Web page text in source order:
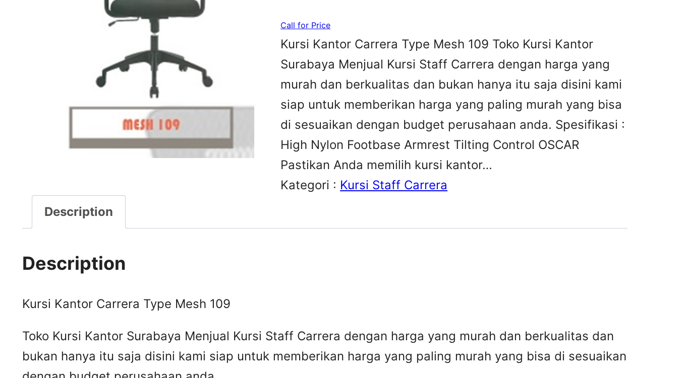
Call for Price
Kursi Kantor Carrera Type Mesh 109 Toko Kursi Kantor
Surabaya Menjual Kursi Staff Carrera dengan harga yang
murah dan berkualitas dan bukan hanya itu saja disini kami
siap untuk memberikan harga yang paling murah yang bisa
di sesuaikan dengan budget perusahaan anda. Spesifikasi :
High Nylon Footbase Armrest Tilting Control OSCAR
Pastikan Anda memilih kursi kantor…
Kategori : Kursi Staff Carrera
Description
Description
Kursi Kantor Carrera Type Mesh 109
Toko Kursi Kantor Surabaya Menjual Kursi Staff Carrera dengan harga yang murah dan berkualitas dan
bukan hanya itu saja disini kami siap untuk memberikan harga yang paling murah yang bisa di sesuaikan